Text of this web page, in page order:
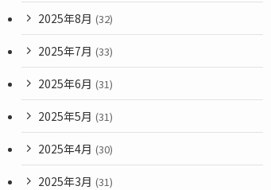
2025年8月 (32)
2025年7月 (33)
2025年6月 (31)
2025年5月 (31)
2025年4月 (30)
2025年3月 (31)